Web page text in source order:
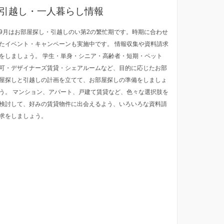
引越し・一人暮らし情報
月はお部屋探し・引越しのい第2の繁忙期です。時期に合わせ
たイベント・キャンペーンも実施中です。 情報収集や資料請求
をしましょう。 学生・単身・シニア・高齢者・短期・ペット
・デザイナーズ賃貸・シェアルームなど、目的に応じたお部
屋探しと引越しの計画を立てて、お部屋探しの準備をしましょ
う。 マンション、アパート、戸建て賃貸など、色々な選択肢を
討して、好みの賃貸物件に出会えるよう、いろいろな資料請
をしましょう。